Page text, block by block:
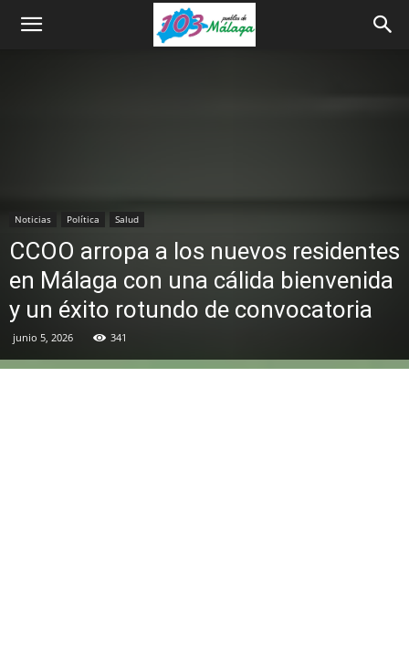
Noticias Política Salud
CCOO arropa a los nuevos residentes
en Málaga con una cálida bienvenida
y un éxito rotundo de convocatoria
junio 5, 2026 341